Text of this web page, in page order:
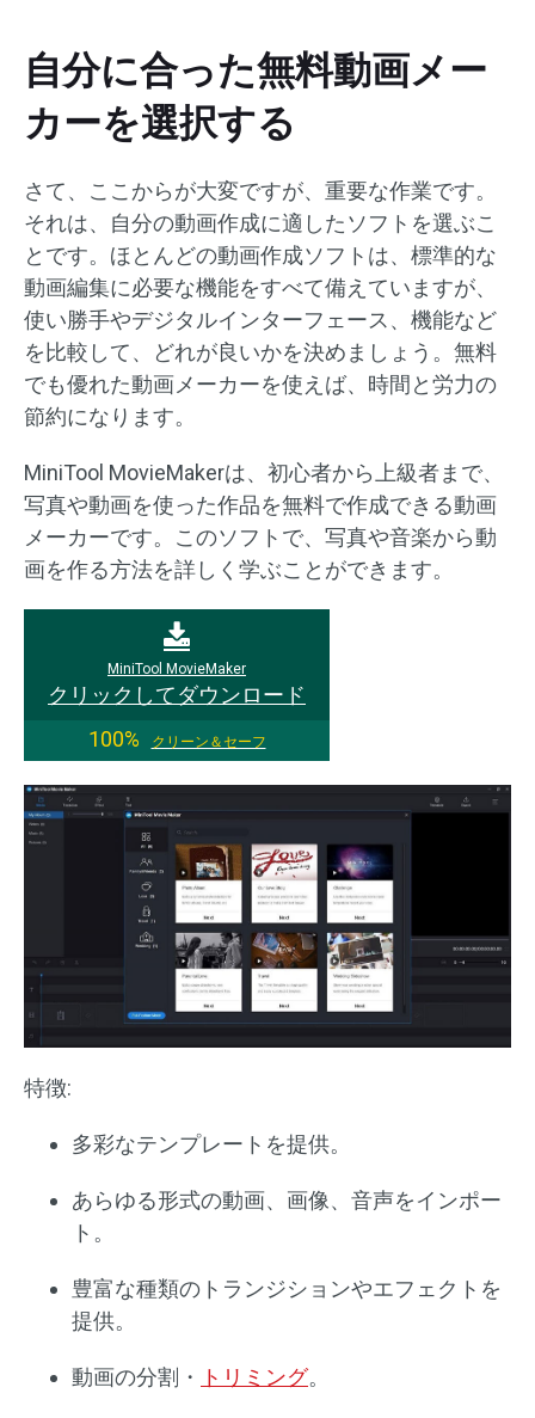
自分に合った無料動画メー
カーを選択する
さて、ここからが大変ですが、重要な作業です。
それは、自分の動画作成に適したソフトを選ぶこ
とです。ほとんどの動画作成ソフトは、標準的な
動画編集に必要な機能をすべて備えていますが、
使い勝手やデジタルインターフェース、機能など
を比較して、どれが良いかを決めましょう。無料
でも優れた動画メーカーを使えば、時間と労力の
節約になります。
MiniTool MovieMakerは、初心者から上級者まで、
写真や動画を使った作品を無料で作成できる動画
メーカーです。このソフトで、写真や音楽から動
画を作る方法を詳しく学ぶことができます。
MiniTool MovieMaker
クリックしてダウンロード
100%
クリーン＆セーフ
特徴:
多彩なテンプレートを提供。
あらゆる形式の動画、画像、音声をインポー
ト。
豊富な種類のトランジションやエフェクトを
提供。
動画の分割・ トリミング。